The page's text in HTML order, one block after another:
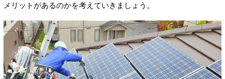
メリットがあるのかを考えていきましょう。